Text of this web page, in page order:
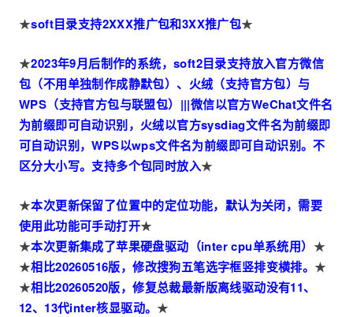
★soft目录支持2XXX推广包和3XX推广包★
★2023年9月后制作的系统，soft2目录支持放入官方微信
包（不用单独制作成静默包）、火绒（支持官方包）与
WPS（支持官方包与联盟包）|||微信以官方WeChat文件名
为前缀即可自动识别，火绒以官方sysdiag文件名为前缀即
可自动识别，WPS以wps文件名为前缀即可自动识别。不
区分大小写。支持多个包同时放入★
★本次更新保留了位置中的定位功能，默认为关闭，需要
使用此功能可手动打开★
★本次更新集成了苹果硬盘驱动（inter cpu单系统用） ★
★相比20260516版，修改搜狗五笔选字框竖排变横排。 ★
★相比20260520版，修复总裁最新版离线驱动没有11、
12、13代inter核显驱动。 ★